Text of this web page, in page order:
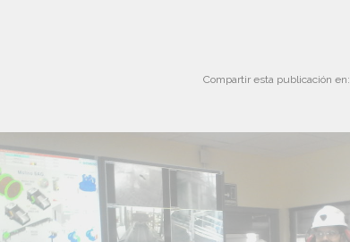
Compartir esta publicación en: